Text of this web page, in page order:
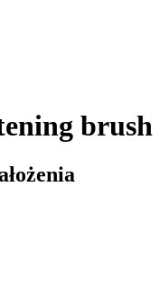
brush